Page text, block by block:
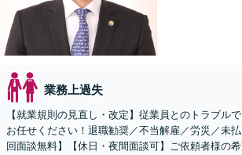
業務上過失
【就業規則の見直し・改定】従業員とのトラブル
お任せください！退職勧奨／不当解雇／労災／未
回面談無料】【休日・夜間面談可】ご依頼者様の